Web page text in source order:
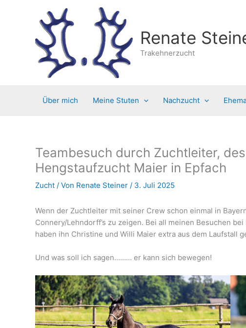
Renate
Trakehnerzucht
Über mich Meine Stuten Nachzucht
Teambesuch durch Zuchtleiter,
Hengstaufzucht Maier in Epfach
Zucht / Von Renate Steiner / 3. Juli 2025
Wenn der Zuchtleiter mit seiner Crew schon einmal in
Connery/Lehndorff’s zu zeigen. Bei all meinen Besuchen
haben ihn Christine und Willi Maier extra aus dem Laufstall
Und was soll ich sagen……… er kann sich bewegen!